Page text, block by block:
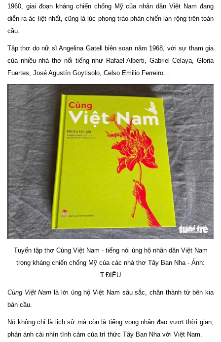
1960, giai đoạn kháng chiến chống Mỹ của nhân dân Việt Nam đang
diễn ra ác liệt nhất, cũng là lúc phong trào phản chiến lan rộng trên toàn
cầu.
Tập thơ do nữ sĩ Angelina Gatell biên soạn năm 1968, với sự tham gia
của nhiều nhà thơ nổi tiếng như Rafael Alberti, Gabriel Celaya, Gloria
Fuertes, José Agustín Goytisolo, Celso Emilio Ferreiro...
Tuyển tập thơ Cùng Việt Nam - tiếng nói ủng hộ nhân dân Việt Nam
trong kháng chiến chống Mỹ của các nhà thơ Tây Ban Nha - Ảnh:
T.ĐIỂU
Cùng Việt Nam là lời ủng hộ Việt Nam sâu sắc, chân thành từ bên kia
bán cầu.
Nó không chỉ là lịch sử mà còn là tiếng vọng nhân đạo vượt thời gian,
phản ánh cái nhìn tình cảm của trí thức Tây Ban Nha với Việt Nam.